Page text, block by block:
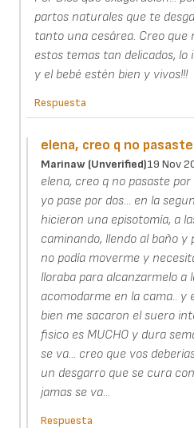
partos naturales que te
tanto una cesárea. Creo que
estos temas tan delicados,
y el bebé estén bien y vivos!!!
Respuesta
elena, creo q no
Marinaw (unverified)19 Nov
elena, creo q no pasaste
yo pase por dos... en la
hicieron una episotomía, a
caminando, llendo al baño y
no podía moverme y
lloraba para alcanzarmelo a
acomodarme en la cama.. y
bien me sacaron el suero
fisico es MUCHO y dura
se va... creo que vos
un desgarro que se cura
jamas se va...
Respuesta